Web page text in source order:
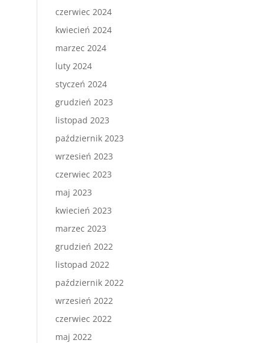
czerwiec 2024
kwiecień 2024
marzec 2024
luty 2024
styczeń 2024
grudzień 2023
listopad 2023
październik 2023
wrzesień 2023
czerwiec 2023
maj 2023
kwiecień 2023
marzec 2023
grudzień 2022
listopad 2022
październik 2022
wrzesień 2022
czerwiec 2022
maj 2022